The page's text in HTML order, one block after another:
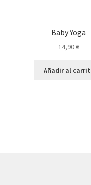
Baby Yoga
14,90€
Añadir al